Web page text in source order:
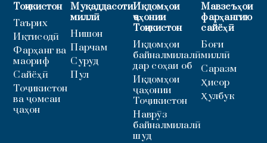
Тоҷикистон
Таърих
Иқтисодӣ
Фарҳанг ва
маориф
Сайёҳӣ
Тоҷикистон
ва ҷомеаи
ҷаҳон
Муқаддасоти
миллӣ
Нишон
Парчам
Суруд
Пул
Иқдомҳои
ҷаҳонии
Тоҷикистон
Иқдомҳои
байналмилалӣ
дар соҳаи об
Иқдомҳои
ҷаҳонии
Тоҷикистон
Наврӯз
байналмилалӣ
шуд
Мавзеъҳои
фарҳангию
сайёҳӣ
Боғи
миллӣ
Саразм
Ҳисор
Ҳулбук